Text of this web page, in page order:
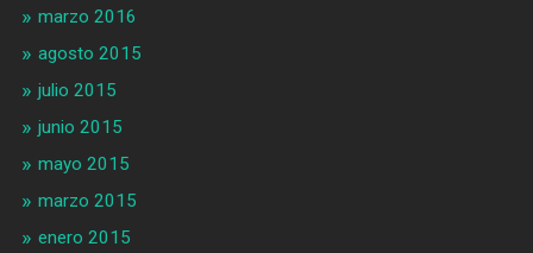
marzo 2016
agosto 2015
julio 2015
junio 2015
mayo 2015
marzo 2015
enero 2015